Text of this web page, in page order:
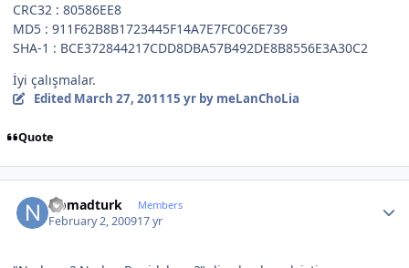
CRC32 : 80586EE8
MD5 : 911F62B8B1723445F14A7E7FC0C6E739
SHA-1 : BCE372844217CDD8DBA57B492DE8B8556E3A30C2
İyi çalışmalar.
Edited March 27, 201115 yrby meLanChoLia
Quote
Nomadturk Members
February 2, 200917 yr